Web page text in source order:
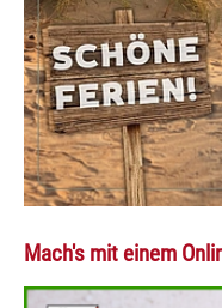
Mach's mit einem